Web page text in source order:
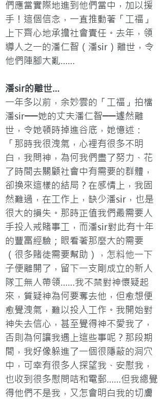
們應當實際地進到他們當中，加以援
手！這個信念，一直推動著「工福」
上下齊心地承擔社會責任。去年，領
導人之一的潘仁智（潘sir）離世，令
他們陣腳大亂……
潘sir的離世…
一年多以前，余妙雲的「工福」拍檔
潘sir──她的丈夫潘仁智──遽然離
世，令她頓時掉進谷底，她憶述：
「那時我很洩氣，心裡有很多不明
白，我問神，為何我們盡了努力、花
了時間去關顧社會中有需要的群體，
卻換來這樣的結局？在感情上，我固
然難過，在工作上，缺少潘sir，也是
很大的損失。那時正值我們最需要人
手投入戒賭事工，而潘sir對此有十年
的豐富經驗；眼看著那麼大的需要
（很多賭徒需要幫助），怎料他一下
子便離開了，留下一支剛成立的新人
隊工無人帶領……我不禁對神懷疑起
來，質疑神為何要奪去他，但愈想便
愈覺洩氣，難以投入工作。我開始對
神失去信心，甚至覺得神不愛我了，
否則為何讓我遇上這些事呢？那段期
間，我好像躲進了一個很隱蔽的洞穴
中，可幸有很多人探望我、安慰我，
也收到很多慰問咭和電郵……但我總覺
得他們不是我，又怎會明白我的切膚